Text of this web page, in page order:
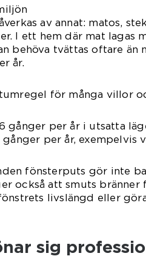
av annat: matos,
I ett hem där mat lagas
behöva tvättas oftare
år.
för många villor
gånger per år i utsatta
gånger per år, exempelvis
fönsterputs gör inte
också att smuts bränner
livslängd eller
sig